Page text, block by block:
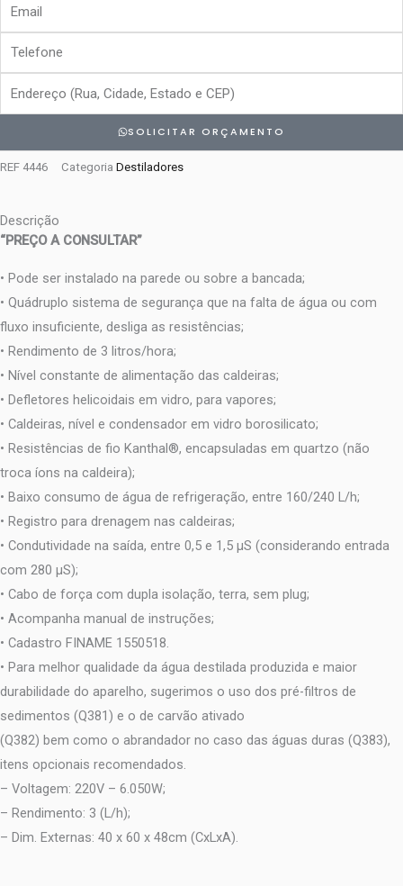
Empresa
Telefone
SOLICITAR ORÇAMENTO
REF 4446 Categoria Destiladores
Descrição
“PREÇO A CONSULTAR”
• Pode ser instalado na parede ou sobre a bancada;
• Quádruplo sistema de segurança que na falta de água ou com
fluxo insuficiente, desliga as resistências;
• Rendimento de 3 litros/hora;
• Nível constante de alimentação das caldeiras;
• Defletores helicoidais em vidro, para vapores;
• Caldeiras, nível e condensador em vidro borosilicato;
• Resistências de fio Kanthal®, encapsuladas em quartzo (não
troca íons na caldeira);
• Baixo consumo de água de refrigeração, entre 160/240 L/h;
• Registro para drenagem nas caldeiras;
• Condutividade na saída, entre 0,5 e 1,5 μS (considerando entrada
com 280 μS);
• Cabo de força com dupla isolação, terra, sem plug;
• Acompanha manual de instruções;
• Cadastro FINAME 1550518.
• Para melhor qualidade da água destilada produzida e maior
durabilidade do aparelho, sugerimos o uso dos pré-filtros de
sedimentos (Q381) e o de carvão ativado
(Q382) bem como o abrandador no caso das águas duras (Q383),
itens opcionais recomendados.
– Voltagem: 220V – 6.050W;
– Rendimento: 3 (L/h);
– Dim. Externas: 40 x 60 x 48cm (CxLxA).